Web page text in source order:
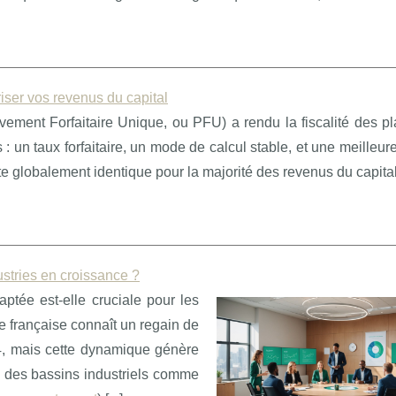
vos revenus du capital
Forfaitaire Unique, ou PFU) a rendu la fiscalité des
un taux forfaitaire, un mode de calcul stable, et une
globalement identique pour la majorité des revenus du
en croissance ?
est-elle cruciale pour les
française connaît un regain de
mais cette dynamique génère
bassins industriels comme